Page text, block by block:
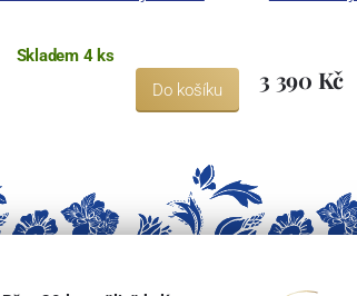
Skladem 4 ks
Do košíku 3 390 Kč